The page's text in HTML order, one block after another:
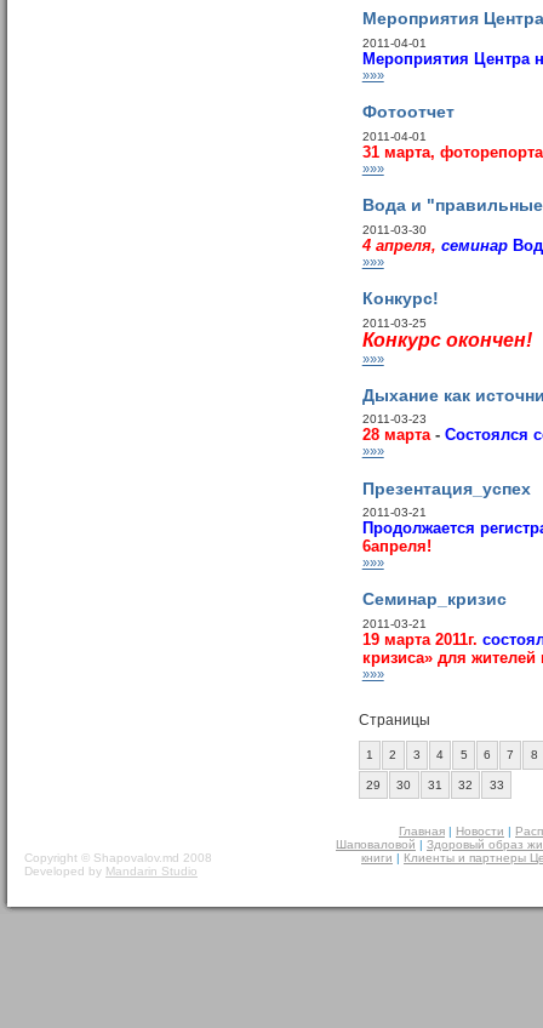
Мероприятия
2011-04-01
Мероприятия Центра
»»»
Фотоотчет
2011-04-01
31 марта,
»»»
Вода и
2011-03-30
4 апреля, семинар
»»»
Конкурс!
2011-03-25
Конкурс окончен!
»»»
Дыхание как
2011-03-23
28 марта- Состоялся
»»»
Презентация_успех
2011-03-21
Продолжается
6апреля!
»»»
Семинар_кризис
2011-03-21
19 марта 2011г.
кризиса» для жителей
»»»
Страницы
1 2 3 4 5 6 7 8
29 30 31 32 33
Copyright © Shapovalov.md 2008
Developed by Mandarin Studio
Главная | Новости |
Шаповаловой | Здоровый образ
книги | Клиенты и партнеры